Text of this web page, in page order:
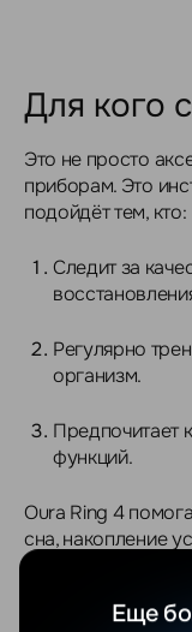
Для кого
Это не просто
приборам. Это
подойдёт тем, кто:
Следит за
Регулярно
организм.
Предпочитает
функций.
Oura Ring 4
сна, накопление
детали сложно
Еще